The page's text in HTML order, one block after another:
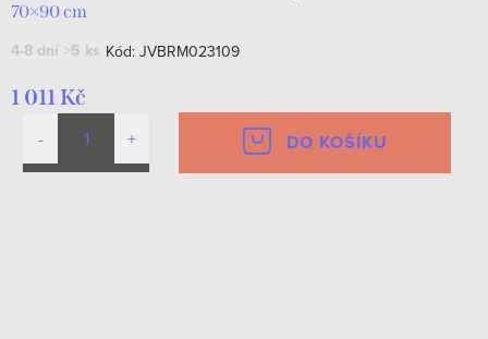
70×90 cm
4-8 dní >5 ks Kód: JVBRM023109
1 011 Kč
DO KOŠÍKU